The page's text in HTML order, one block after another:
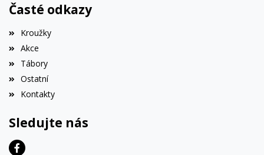
Časté odkazy
Kroužky
Akce
Tábory
Ostatní
Kontakty
Sledujte nás